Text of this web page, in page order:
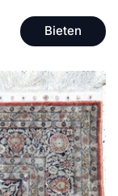
Bieten